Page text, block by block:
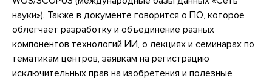
науки»). Также в документе говорится о ПО, которое
облегчает разработку и объединение разных
компонентов технологий ИИ, о лекциях и семинарах по
тематикам центров, заявкам на регистрацию
исключительных прав на изобретения и полезные